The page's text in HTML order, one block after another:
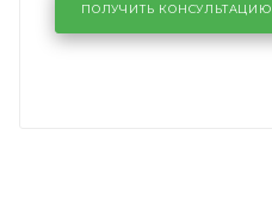
кузовном сервисе
KUTUZOVV
ПОЛУЧИТЬ КОНСУЛЬТАЦИЮ